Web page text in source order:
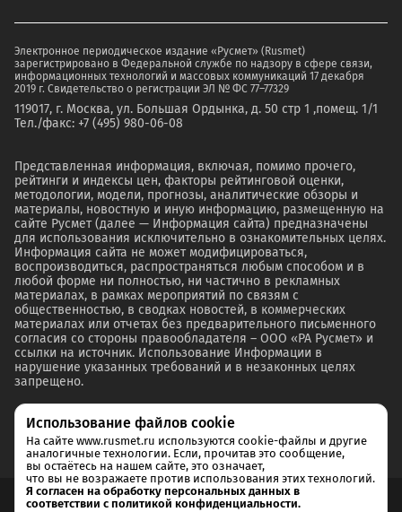
Электронное периодическое издание «Русмет» (Rusmet)
зарегистрировано в Федеральной службе по надзору в сфере связи,
информационных технологий и массовых коммуникаций 17 декабря
2019 г. Свидетельство о регистрации ЭЛ № ФС 77–77329
119017, г. Москва, ул. Большая Ордынка, д. 50 стр 1 ,помещ. 1/1
Тел./факс: +7 (495) 980-06-08
Представленная информация, включая, помимо прочего,
рейтинги и индексы цен, факторы рейтинговой оценки,
методологии, модели, прогнозы, аналитические обзоры и
материалы, новостную и иную информацию, размещенную на
сайте Русмет (далее — Информация сайта) предназначены
для использования исключительно в ознакомительных целях.
Информация сайта не может модифицироваться,
воспроизводиться, распространяться любым способом и в
любой форме ни полностью, ни частично в рекламных
материалах, в рамках мероприятий по связям с
общественностью, в сводках новостей, в коммерческих
материалах или отчетах без предварительного письменного
согласия со стороны правообладателя – ООО «РА Русмет» и
ссылки на источник. Использование Информации в
нарушение указанных требований и в незаконных целях
запрещено.
Согласие на обработку и хранение персональных данных
Использование файлов cookie
На сайте www.rusmet.ru используются cookie-файлы и другие
аналогичные технологии. Если, прочитав это сообщение,
вы остаётесь на нашем сайте, это означает,
что вы не возражаете против использования этих технологий.
Я согласен на обработку персональных данных в
соответствии с политикой конфиденциальности.